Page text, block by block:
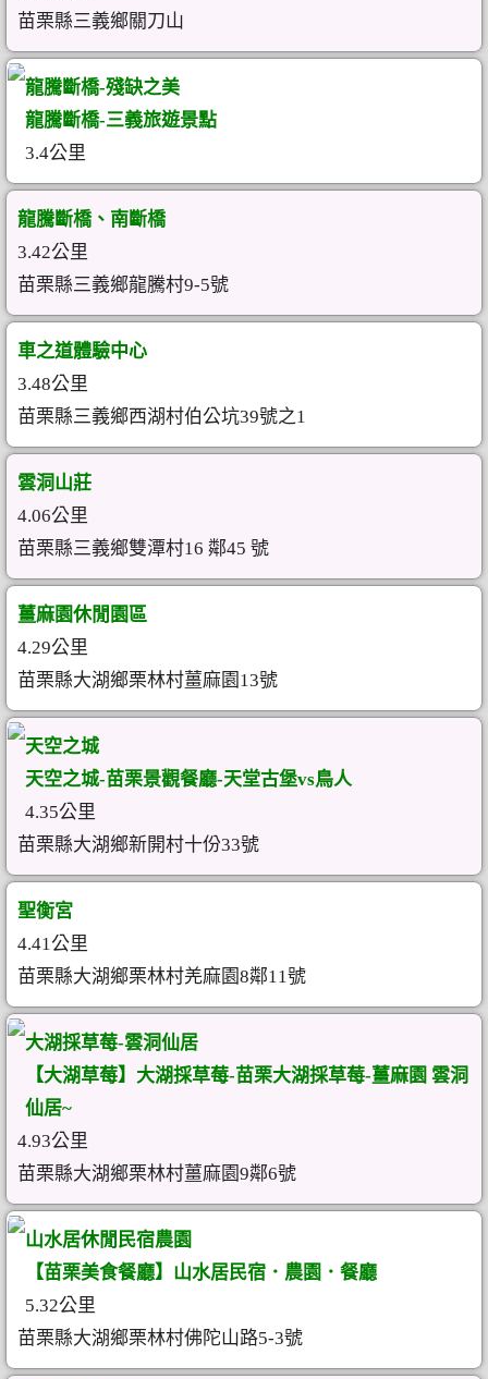
苗栗縣三義鄉關刀山
龍騰斷橋-殘缺之美
龍騰斷橋-三義旅遊景點
3.4公里
龍騰斷橋、南斷橋
3.42公里
苗栗縣三義鄉龍騰村9-5號
車之道體驗中心
3.48公里
苗栗縣三義鄉西湖村伯公坑39號之1
雲洞山莊
4.06公里
苗栗縣三義鄉雙潭村16 鄰45 號
薑麻園休閒園區
4.29公里
苗栗縣大湖鄉栗林村薑麻園13號
天空之城
天空之城-苗栗景觀餐廳-天堂古堡vs鳥人
4.35公里
苗栗縣大湖鄉新開村十份33號
聖衡宮
4.41公里
苗栗縣大湖鄉栗林村羌麻園8鄰11號
大湖採草莓-雲洞仙居
【大湖草莓】大湖採草莓-苗栗大湖採草莓-薑麻園 雲洞
仙居~
4.93公里
苗栗縣大湖鄉栗林村薑麻園9鄰6號
山水居休閒民宿農園
【苗栗美食餐廳】山水居民宿．農園．餐廳
5.32公里
苗栗縣大湖鄉栗林村佛陀山路5-3號